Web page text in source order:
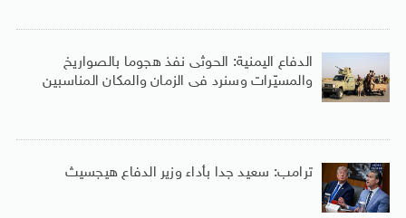
الدفاع اليمنية: الحوثى نفذ هجوما بالصواريخ
والمسيّرات وسنرد فى الزمان والمكان المناسبين
ترامب: سعيد جدا بأداء وزير الدفاع هيجسيث